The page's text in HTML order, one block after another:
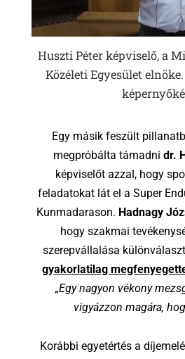
Huszti Péter képviselő, a
Közéleti Egyesület
Egy másik feszült
megpróbálta támadni dr.
képviselőt azzal, hogy
feladatokat lát el a Super
Kunmadarason. Hadnagy
hogy szakmai
szerepvállalása
gyakorlatilag
„Egy nagyon vékony
vigyázzon magára,
Korábbi egyetértés a